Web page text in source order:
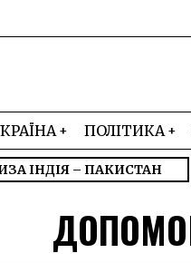
ПОЛІТИКА
ІНДІЯ – ПАКИСТАН